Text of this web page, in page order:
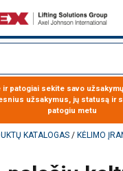
prie jūsų užklausos
patogiai sekite savo
užsakymus, jų statusą ir
patogiu metu
KATALOGAS / KĖLIMO